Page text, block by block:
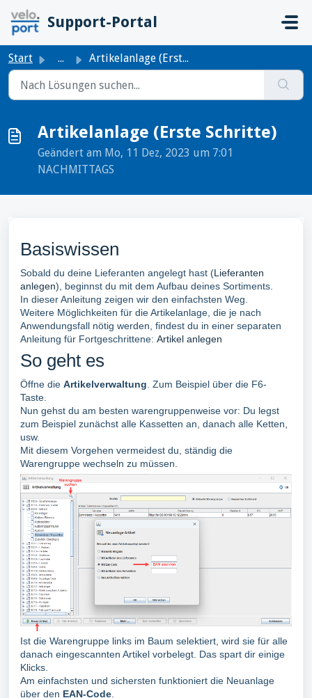
Support-Portal
Start ... Artikelanlage (Erste Schritte)
Artikelanlage (Erste Schritte)
Geändert am Mo, 11 Dez, 2023 um 7:01
NACHMITTAGS
Basiswissen
Sobald du deine Lieferanten angelegt hast (Lieferanten
anlegen), beginnst du mit dem Aufbau deines Sortiments.
In dieser Anleitung zeigen wir den einfachsten Weg.
Weitere Möglichkeiten für die Artikelanlage, die je nach
Anwendungsfall nötig werden, findest du in einer separaten
Anleitung für Fortgeschrittene: Artikel anlegen
So geht es
Öffne die Artikelverwaltung . Zum Beispiel über die F6-
Taste.
Nun gehst du am besten warengruppenweise vor: Du legst
zum Beispiel zunächst alle Kassetten an, danach alle Ketten,
usw.
Mit diesem Vorgehen vermeidest du, ständig die
Warengruppe wechseln zu müssen.
Ist die Warengruppe links im Baum selektiert, wird sie für alle
danach eingescannten Artikel vorbelegt. Das spart dir einige
Klicks.
Am einfachsten und sichersten funktioniert die Neuanlage
über den EAN-Code